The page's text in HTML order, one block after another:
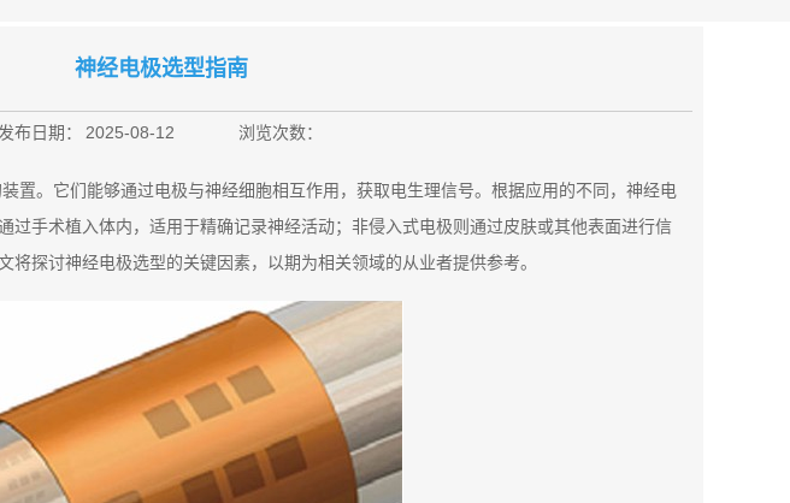
神经电极选型指南
发布日期： 2025-08-12 浏览次数：
置。它们能够通过电极与神经细胞相互作用，获取电生理信号。根据应用的不同，神经电
过手术植入体内，适用于精确记录神经活动；非侵入式电极则通过皮肤或其他表面进行信
探讨神经电极选型的关键因素，以期为相关领域的从业者提供参考。